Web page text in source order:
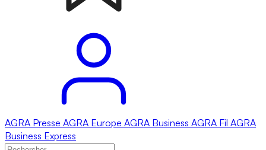
AGRA Presse AGRA Europe AGRA Business AGRA Fil AGRA
Business Express